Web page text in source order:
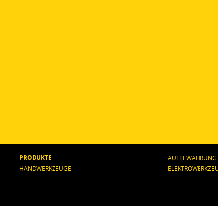
PRODUKTE
HANDWERKZEUGE
AUFBEWAHRUNG